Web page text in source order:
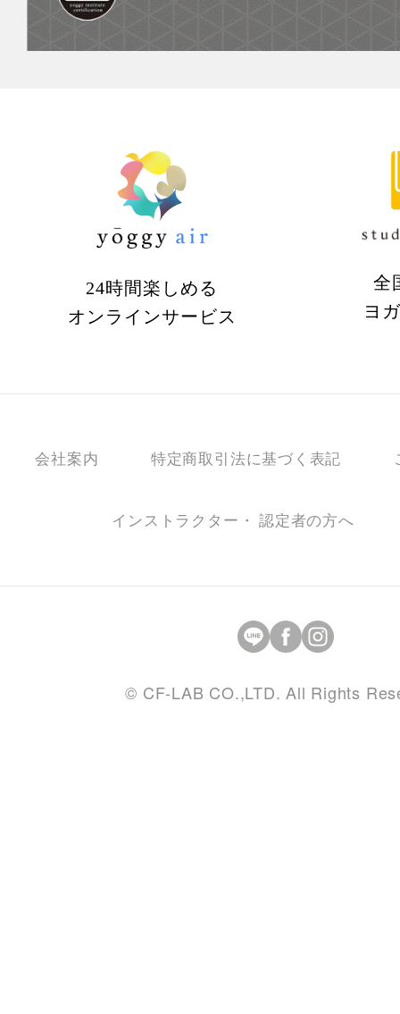
24時間楽しめる
オンラインサービス
全
ヨ
会社案内 特定商取引法に基づく表記
インストラクター・ 認定者の方へ
© CF-LAB CO.,LTD. All Rights